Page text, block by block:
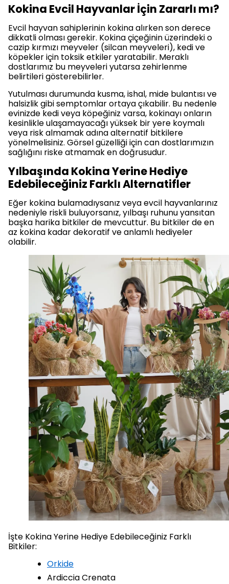
Kokina Evcil Hayvanlar İçin Zararlı mı?
Evcil hayvan sahiplerinin kokina alırken son derece
dikkatli olması gerekir. Kokina çiçeğinin üzerindeki o
cazip kırmızı meyveler (silcan meyveleri), kedi ve
köpekler için toksik etkiler yaratabilir. Meraklı
dostlarımız bu meyveleri yutarsa zehirlenme
belirtileri gösterebilirler.
Yutulması durumunda kusma, ishal, mide bulantısı ve
halsizlik gibi semptomlar ortaya çıkabilir. Bu nedenle
evinizde kedi veya köpeğiniz varsa, kokinayı onların
kesinlikle ulaşamayacağı yüksek bir yere koymalı
veya risk almamak adına alternatif bitkilere
yönelmelisiniz. Görsel güzelliği için can dostlarımızın
sağlığını riske atmamak en doğrusudur.
Yılbaşında Kokina Yerine Hediye
Edebileceğiniz Farklı Alternatifler
Eğer kokina bulamadıysanız veya evcil hayvanlarınız
nedeniyle riskli buluyorsanız, yılbaşı ruhunu yansıtan
başka harika bitkiler de mevcuttur. Bu bitkiler de en
az kokina kadar dekoratif ve anlamlı hediyeler
olabilir.
İşte Kokina Yerine Hediye Edebileceğiniz Farklı
Bitkiler:
Orkide
Ardiccia Crenata